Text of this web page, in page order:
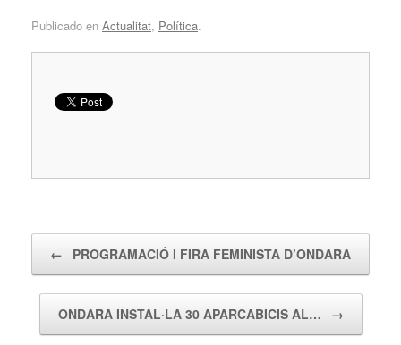
Publicado en Actualitat, Política.
← PROGRAMACIÓ I FIRA FEMINISTA D’ONDARA
ONDARA INSTAL·LA 30 APARCABICIS AL… →